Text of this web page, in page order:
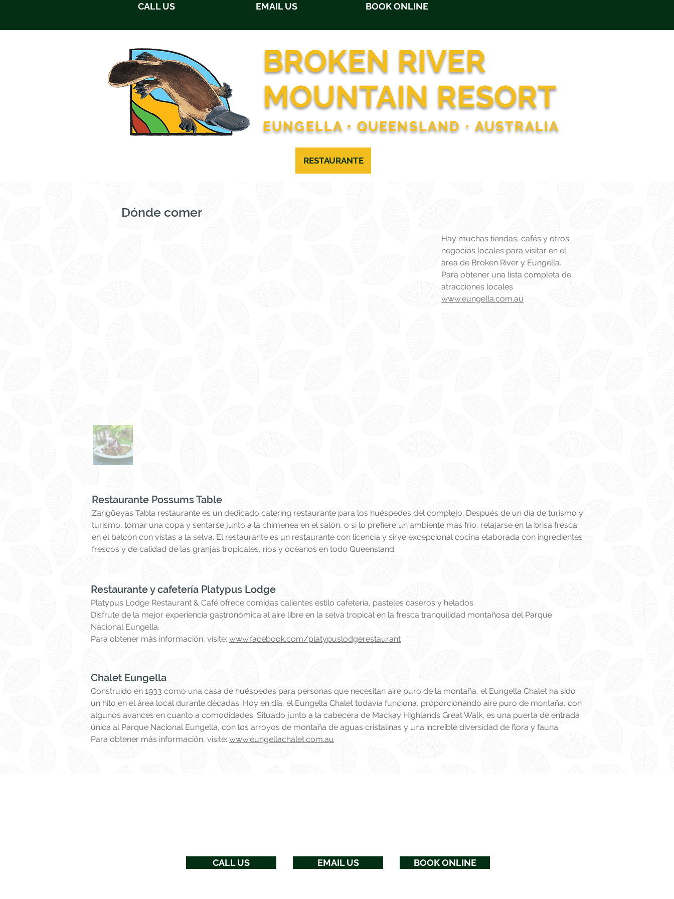
CALL US EMAIL US BOOK ONLINE
BROKEN RIVER
MOUNTAIN RESORT
EUNGELLA • QUEENSLAND • AUSTRALIA
RESTAURANTE
Dónde comer
Hay muchas tiendas, cafés y otros
negocios locales para visitar en el
área de Broken River y Eungella.
Para obtener una lista completa de
atracciones locales
www.eungella.com.au
Restaurante Possums Table
Zarigüeyas Tabla restaurante es un dedicado catering restaurante para los huéspedes del complejo. Después de un día de turismo y
turismo, tomar una copa y sentarse junto a la chimenea en el salón, o si lo prefiere un ambiente más frío, relajarse en la brisa fresca
en el balcón con vistas a la selva. El restaurante es un restaurante con licencia y sirve excepcional cocina elaborada con ingredientes
frescos y de calidad de las granjas tropicales, ríos y océanos en todo Queensland.
Restaurante y cafetería Platypus Lodge
Platypus Lodge Restaurant & Café ofrece comidas calientes estilo cafetería, pasteles caseros y helados.
Disfrute de la mejor experiencia gastronómica al aire libre en la selva tropical en la fresca tranquilidad montañosa del Parque
Nacional Eungella.
Para obtener más información, visite: www.facebook.com/platypuslodgerestaurant
Chalet Eungella
Construido en 1933 como una casa de huéspedes para personas que necesitan aire puro de la montaña, el Eungella Chalet ha sido
un hito en el área local durante décadas. Hoy en día, el Eungella Chalet todavía funciona, proporcionando aire puro de montaña, con
algunos avances en cuanto a comodidades. Situado junto a la cabecera de Mackay Highlands Great Walk, es una puerta de entrada
única al Parque Nacional Eungella, con los arroyos de montaña de aguas cristalinas y una increíble diversidad de flora y fauna.
Para obtener más información, visite: www.eungellachalet.com.au
CALL US EMAIL US BOOK ONLINE